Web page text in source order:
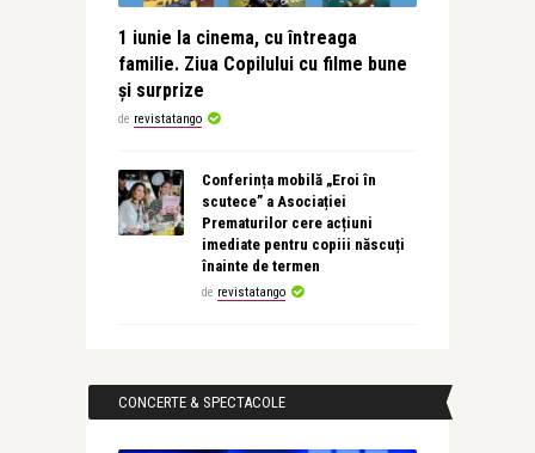
1 iunie la cinema, cu întreaga
familie. Ziua Copilului cu filme bune
și surprize
de revistatango
Conferința mobilă „Eroi în
scutece” a Asociației
Prematurilor cere acțiuni
imediate pentru copiii născuți
înainte de termen
de revistatango
CONCERTE & SPECTACOLE